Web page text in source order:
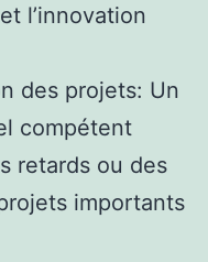
l’innovation
des projets: Un
compétent
retards ou des
importants